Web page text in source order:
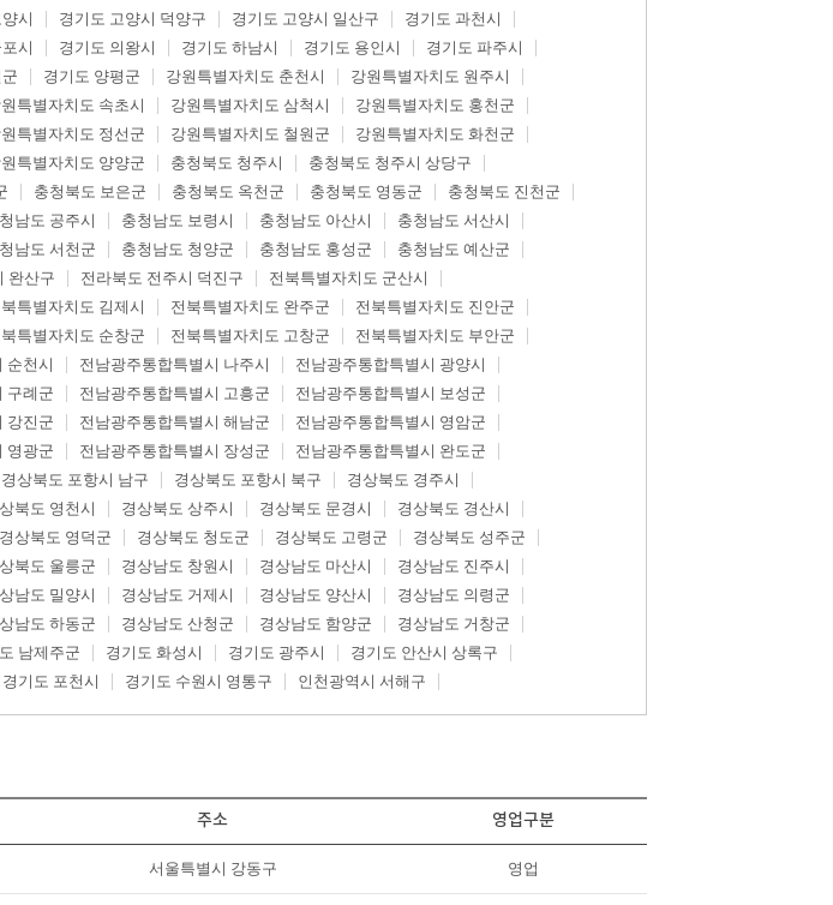
시 경기도 고양시 덕양구 경기도 고양시 일산구
경기도 과천시
시 경기도 의왕시 경기도 하남시 경기도 용인시
경기도 파주시
경기도 양평군 강원특별자치도 춘천시
강원특별자치도 원주시
특별자치도 속초시 강원특별자치도 삼척시
강원특별자치도 홍천군
특별자치도 정선군 강원특별자치도 철원군
강원특별자치도 화천군
특별자치도 양양군 충청북도 청주시
충청북도 청주시 상당구
충청북도 보은군 충청북도 옥천군 충청북도 영동군
충청북도 진천군
남도 공주시 충청남도 보령시 충청남도 아산시
충청남도 서산시
남도 서천군 충청남도 청양군 충청남도 홍성군
충청남도 예산군
완산구 전라북도 전주시 덕진구
전북특별자치도 군산시
특별자치도 김제시 전북특별자치도 완주군
전북특별자치도 진안군
특별자치도 순창군 전북특별자치도 고창군
전북특별자치도 부안군
순천시 전남광주통합특별시 나주시
전남광주통합특별시 광양시
구례군 전남광주통합특별시 고흥군
전남광주통합특별시 보성군
강진군 전남광주통합특별시 해남군
전남광주통합특별시 영암군
영광군 전남광주통합특별시 장성군
전남광주통합특별시 완도군
경상북도 포항시 남구 경상북도 포항시 북구
경상북도 경주시
북도 영천시 경상북도 상주시 경상북도 문경시
경상북도 경산시
경상북도 영덕군 경상북도 청도군 경상북도 고령군
경상북도 성주군
북도 울릉군 경상남도 창원시 경상남도 마산시
경상남도 진주시
남도 밀양시 경상남도 거제시 경상남도 양산시
경상남도 의령군
남도 하동군 경상남도 산청군 경상남도 함양군
경상남도 거창군
남제주군 경기도 화성시 경기도 광주시
경기도 안산시 상록구
경기도 포천시 경기도 수원시 영통구 인천광역시 서해구
주소 영업구분
서울특별시 강동구 영업